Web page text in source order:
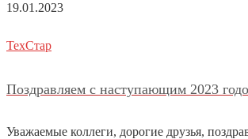
19.01.2023
ТехСтар
Поздравляем с наступающим 2023
Уважаемые коллеги, дорогие друзья,